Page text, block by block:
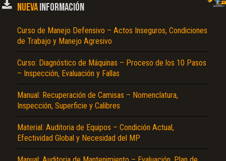
NUEVAINFORMACIÓN
Curso de Manejo Defensivo – Actos Inseguros, Condiciones
de Trabajo y Manejo Agresivo
Curso: Diagnóstico de Máquinas – Proceso de los 10 Pasos
– Inspección, Evaluación y Fallas
Manual: Recuperación de Camisas – Nomenclatura,
Inspección, Superficie y Calibres
Material: Auditoria de Equipos – Condición Actual,
Efectividad Global y Necesidad del MP